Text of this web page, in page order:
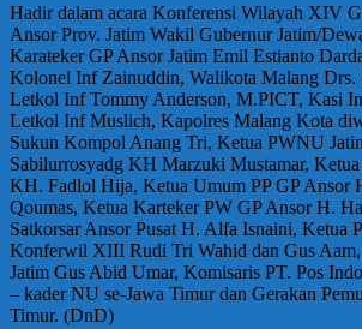
Hadir dalam acara Konferensi Wilayah XIV
Ansor Prov. Jatim Wakil Gubernur Jatim/
Karateker GP Ansor Jatim Emil Estianto
Kolonel Inf Zainuddin, Walikota Malang Drs.
Letkol Inf Tommy Anderson, M.PICT, Kasi
Letkol Inf Muslich, Kapolres Malang Kota
Sukun Kompol Anang Tri, Ketua PWNU
Sabilurrosyadg KH Marzuki Mustamar,
KH. Fadlol Hija, Ketua Umum PP GP Ansor
Qoumas, Ketua Karteker PW GP Ansor H.
Satkorsar Ansor Pusat H. Alfa Isnaini, Ketua
Konferwil XIII Rudi Tri Wahid dan Gus
Jatim Gus Abid Umar, Komisaris PT. Pos
– kader NU se-Jawa Timur dan Gerakan
Timur. (DnD)